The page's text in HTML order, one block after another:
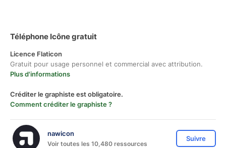
Téléphone Icône gratuit
Licence Flaticon
Gratuit pour usage personnel et commercial avec attribution.
Plus d'informations
Créditer le graphiste est obligatoire.
Comment créditer le graphiste ?
nawicon
Voir toutes les 10,480 ressources
Suivre